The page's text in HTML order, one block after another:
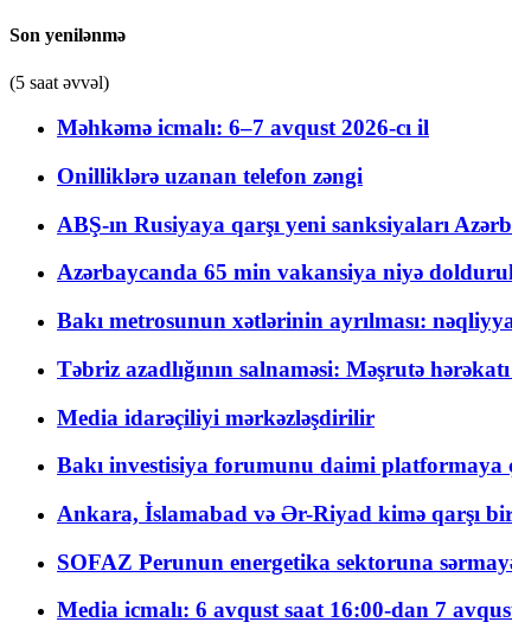
Son yenilənmə
(5 saat əvvəl)
Məhkəmə icmalı: 6–7 avqust 2026-cı il
Onilliklərə uzanan telefon zəngi
ABŞ-ın Rusiyaya qarşı yeni sanksiyaları
Azərbaycanda 65 min vakansiya niyə
Bakı metrosunun xətlərinin ayrılması:
Təbriz azadlığının salnaməsi: Məşrutə
Media idarəçiliyi mərkəzləşdirilir
Bakı investisiya forumunu daimi
Ankara, İslamabad və Ər-Riyad kimə qarşı
SOFAZ Perunun energetika sektoruna
Media icmalı: 6 avqust saat 16:00-dan 7